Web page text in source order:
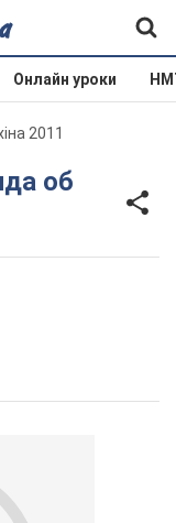
Онлайн уроки
2011